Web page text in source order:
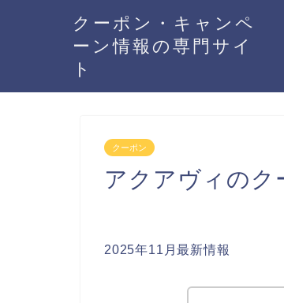
クーポン・キャンペ
ーン情報の専門サイ
ト
クーポン
アクアヴィのク
2025年11月最新情報